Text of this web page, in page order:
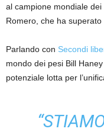
al campione mondiale dei
Romero, che ha superato
Parlando con Secondi
mondo dei pesi Bill
potenziale lotta per